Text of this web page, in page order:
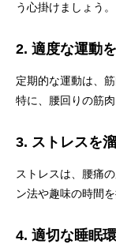
う心掛けましょう。
2. 適度な運動
定期的な運動は、
特に、腰回りの筋
3. ストレスを
ストレスは、腰痛
ン法や趣味の時間
4. 適切な睡眠